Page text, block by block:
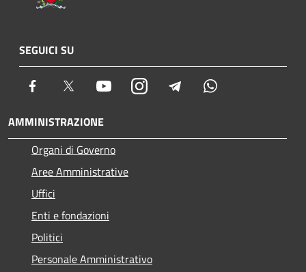
SEGUICI SU
Facebook Twitter YoutubeInstagram Telegram
AMMINISTRAZIONE
Organi di Governo
Aree Amministrative
Uffici
Enti e fondazioni
Politici
Personale Amministrativo